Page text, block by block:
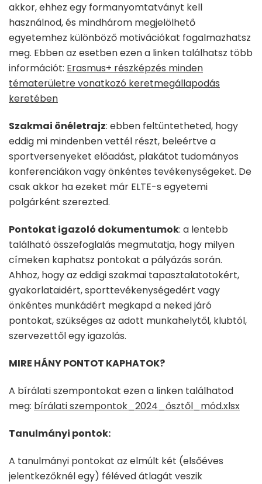
akkor, ehhez egy formanyomtatványt kell
használnod, és mindhárom megjelölhető
egyetemhez különböző motivációkat fogalmazhatsz
meg. Ebben az esetben ezen a linken találhatsz több
információt: Erasmus+ részképzés minden
tématerületre vonatkozó keretmegállapodás
keretében
Szakmai önéletrajz: ebben feltüntetheted, hogy
eddig mi mindenben vettél részt, beleértve a
sportversenyeket előadást, plakátot tudományos
konferenciákon vagy önkéntes tevékenységeket. De
csak akkor ha ezeket már ELTE-s egyetemi
polgárként szerezted.
Pontokat igazoló dokumentumok: a lentebb
található összefoglalás megmutatja, hogy milyen
címeken kaphatsz pontokat a pályázás során.
Ahhoz, hogy az eddigi szakmai tapasztalatotokért,
gyakorlataidért, sporttevékenységedért vagy
önkéntes munkádért megkapd a neked járó
pontokat, szükséges az adott munkahelytől, klubtól,
szervezettől egy igazolás.
MIRE HÁNY PONTOT KAPHATOK?
A bírálati szempontokat ezen a linken találhatod
meg: bírálati szempontok_2024_ősztől_mód.xlsx
Tanulmányi pontok:
A tanulmányi pontokat az elmúlt két (elsőéves
jelentkezőknél egy) féléved átlagát veszik